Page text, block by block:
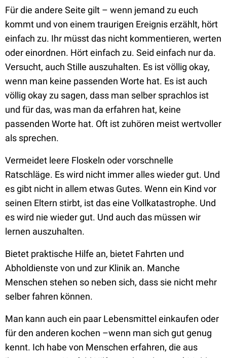
Für die andere Seite gilt – wenn jemand zu euch
kommt und von einem traurigen Ereignis erzählt, hört
einfach zu. Ihr müsst das nicht kommentieren, werten
oder einordnen. Hört einfach zu. Seid einfach nur da.
Versucht, auch Stille auszuhalten. Es ist völlig okay,
wenn man keine passenden Worte hat. Es ist auch
völlig okay zu sagen, dass man selber sprachlos ist
und für das, was man da erfahren hat, keine
passenden Worte hat. Oft ist zuhören meist wertvoller
als sprechen.
Vermeidet leere Floskeln oder vorschnelle
Ratschläge. Es wird nicht immer alles wieder gut. Und
es gibt nicht in allem etwas Gutes. Wenn ein Kind vor
seinen Eltern stirbt, ist das eine Vollkatastrophe. Und
es wird nie wieder gut. Und auch das müssen wir
lernen auszuhalten.
Bietet praktische Hilfe an, bietet Fahrten und
Abholdienste von und zur Klinik an. Manche
Menschen stehen so neben sich, dass sie nicht mehr
selber fahren können.
Man kann auch ein paar Lebensmittel einkaufen oder
für den anderen kochen –wenn man sich gut genug
kennt. Ich habe von Menschen erfahren, die aus